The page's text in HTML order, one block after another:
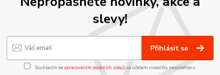
slevy!
Přihlásit se
Souhlasím se zpracováním osobních údajůza účelem rozesílky newsletteru.